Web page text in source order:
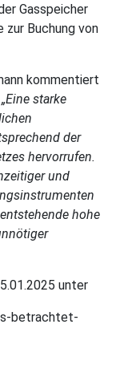
Gasspeicher
zur Buchung von
kommentiert
„Eine starke
der
hervorrufen.
und
hohe
unter
betrachtet-